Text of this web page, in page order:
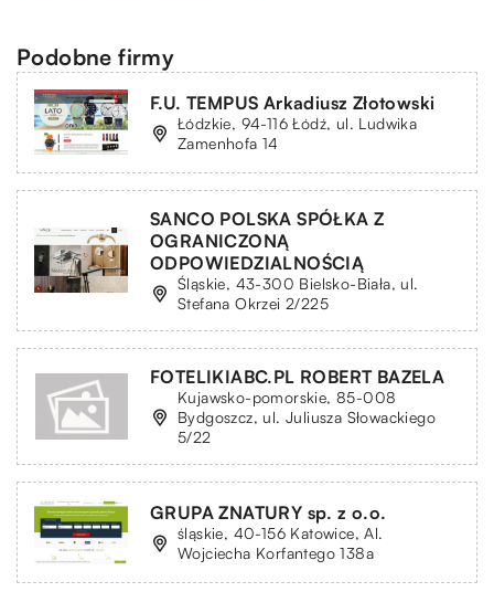
Podobne firmy
F.U. TEMPUS Arkadiusz Złotowski
Łódzkie, 94-116 Łódź, ul. Ludwika
Zamenhofa 14
SANCO POLSKA SPÓŁKA Z
OGRANICZONĄ
ODPOWIEDZIALNOŚCIĄ
Śląskie, 43-300 Bielsko-Biała, ul.
Stefana Okrzei 2/225
FOTELIKIABC.PL ROBERT BAZELA
Kujawsko-pomorskie, 85-008
Bydgoszcz, ul. Juliusza Słowackiego
5/22
GRUPA ZNATURY sp. z o.o.
śląskie, 40-156 Katowice, Al.
Wojciecha Korfantego 138a